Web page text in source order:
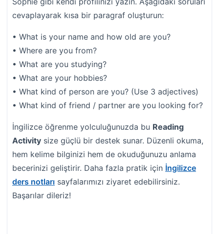
cevaplayarak kısa bir paragraf oluşturun:
• What is your name and how old are you?
• Where are you from?
• What are you studying?
• What are your hobbies?
• What kind of person are you? (Use 3 adjectives)
• What kind of friend / partner are you looking for?
İngilizce öğrenme yolculuğunuzda bu Reading
Activity size güçlü bir destek sunar. Düzenli okuma,
hem kelime bilginizi hem de okuduğunuzu anlama
becerinizi geliştirir. Daha fazla pratik için İngilizce
ders notları sayfalarımızı ziyaret edebilirsiniz.
Başarılar dileriz!